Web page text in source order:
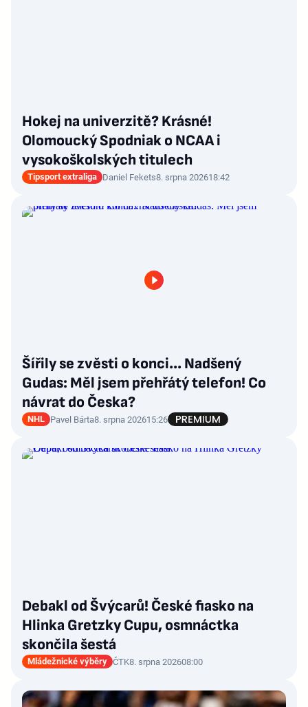
Hokej na univerzitě? Krásné!
Olomoucký Spodniak o NCAA i
vysokoškolských titulech
Tipsport extraliga Daniel Fekets8. srpna 202618:42
Šířily se zvěsti o konci... Nadšený
Gudas: Měl jsem přehřátý telefon! Co
návrat do Česka?
NHL Pavel Bárta8. srpna 202615:26
Debakl od Švýcarů! České fiasko na
Hlinka Gretzky Cupu, osmnáctka
skončila šestá
Mládežnické výběry ČTK8. srpna 202608:00